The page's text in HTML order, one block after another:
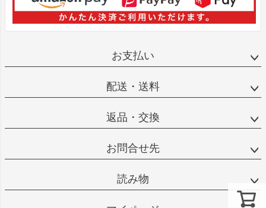
お支払い
配送・送料
返品・交換
お問合せ先
読み物